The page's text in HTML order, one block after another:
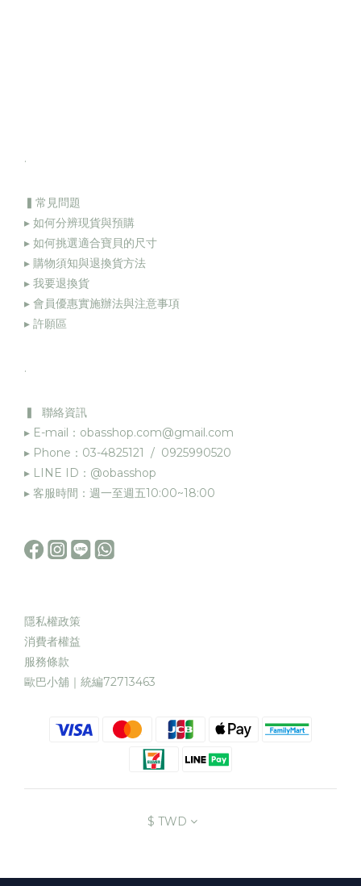
.
▍常見問題
▸ 如何分辨現貨與預購
▸ 如何挑選適合寶貝的尺寸
▸ 購物須知與退換貨方法
▸ 我要退換貨
▸ 會員優惠實施辦法與注意事項
▸ 許願區
.
▍ 聯絡資訊
▸ E-mail：obasshop.com@gmail.com
▸ Phone：03-4825121 / 0925990520
▸ LINE ID：@obasshop
▸ 客服時間：週一至週五10:00~18:00
隱私權政策
消費者權益
服務條款
歐巴小舖｜統編72713463
$ TWD